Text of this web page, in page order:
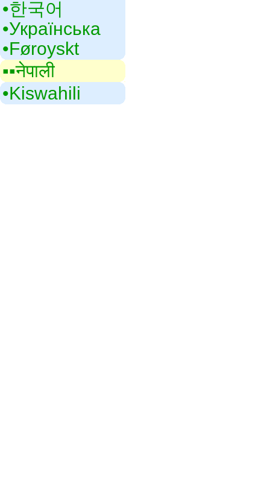
•‎한국어
•‎Українська
•‎Føroyskt
▪▪‎नेपाली
•‎Kiswahili